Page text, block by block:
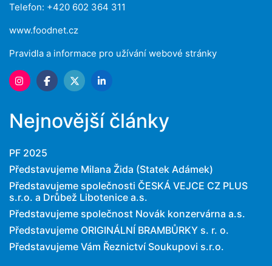
Telefon: +420 602 364 311
www.foodnet.cz
Pravidla a informace pro užívání webové stránky
Nejnovější články
PF 2025
Představujeme Milana Žida (Statek Adámek)
Představujeme společnosti ČESKÁ VEJCE CZ PLUS
s.r.o. a Drůbež Libotenice a.s.
Představujeme společnost Novák konzervárna a.s.
Představujeme ORIGINÁLNÍ BRAMBŮRKY s. r. o.
Představujeme Vám Řeznictví Soukupovi s.r.o.